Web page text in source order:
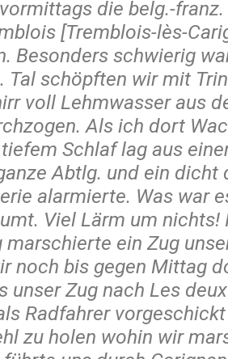
die belg.-
[Tremblois-lès-
Besonders schwierig
Tal schöpften wir mit
voll Lehmwasser aus
Als ich dort
Schlaf lag aus
Abtlg. und ein dicht
alarmierte. Was war
Viel Lärm um nichts!
marschierte ein Zug
noch bis gegen Mittag
unser Zug nach Les
Radfahrer
zu holen wohin wir